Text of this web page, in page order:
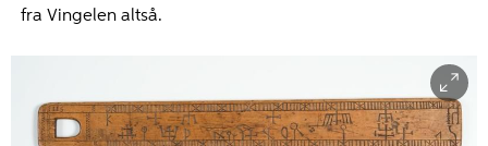
fra Vingelen altså.